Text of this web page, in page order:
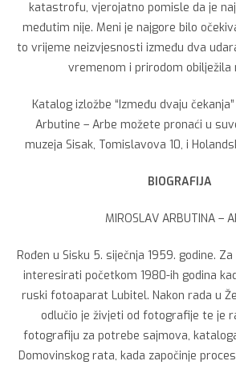
katastrofu, vjerojatno pomisle da je
međutim nije. Meni je najgore bilo
to vrijeme neizvjesnosti između dva
vremenom i prirodom obilježila
Katalog izložbe “Između dvaju
Arbutine – Arbe možete pronaći u
muzeja Sisak, Tomislavova 10, i
BIOGRAFIJA
MIROSLAV ARBUTINA –
Rođen u Sisku 5. siječnja 1959. godine.
interesirati početkom 1980-ih godina
ruski fotoaparat Lubitel. Nakon rada u
odlučio je živjeti od fotografije te je
fotografiju za potrebe sajmova,
Domovinskog rata, kada započinje